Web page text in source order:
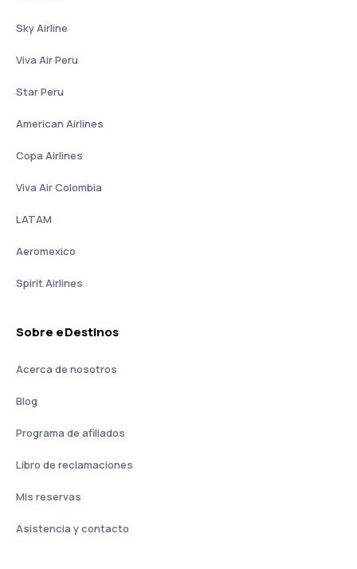
Sky Airline
Viva Air Peru
Star Peru
American Airlines
Copa Airlines
Viva Air Colombia
LATAM
Aeromexico
Spirit Airlines
Sobre eDestinos
Acerca de nosotros
Blog
Programa de afiliados
Libro de reclamaciones
Mis reservas
Asistencia y contacto